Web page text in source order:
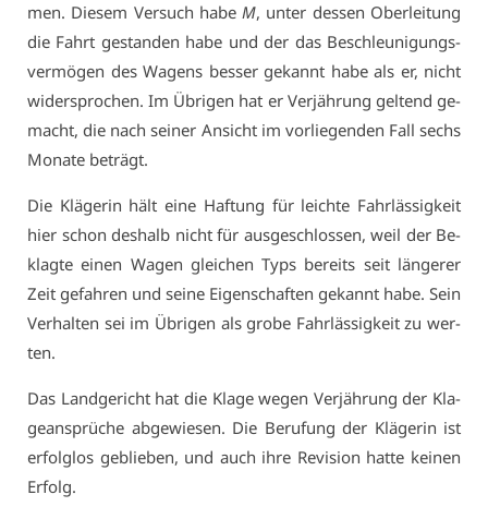
men. Die­sem Ver­such ha­beM, un­ter des­sen Ober­lei­tung
die Fahrt ge­stan­den ha­be und der das Be­schleu­ni­gungs­
ver­mö­gen des Wa­gens bes­ser ge­kannt ha­be als er, nicht
wi­der­spro­chen. Im Üb­ri­gen hat er Ver­jäh­rung gel­tend ge­
macht, die nach sei­ner An­sicht im vor­lie­gen­den Fall sechs
Mo­na­te be­trägt.
Die Klä­ge­rin hält ei­ne Haf­tung für leich­te Fahr­läs­sig­keit
hier schon des­halb nicht für aus­ge­schlos­sen, weil der Be­
klag­te ei­nen Wa­gen glei­chen Typs be­reits seit län­ge­rer
Zeit ge­fah­ren und sei­ne Ei­gen­schaf­ten ge­kannt ha­be. Sein
Ver­hal­ten sei im Üb­ri­gen als gro­be Fahr­läs­sig­keit zu wer­
ten.
Das Land­ge­richt hat die Kla­ge we­gen Ver­jäh­rung der Kla­
ge­an­sprü­che ab­ge­wie­sen. Die Be­ru­fung der Klä­ge­rin ist
er­folg­los ge­blie­ben, und auch ih­re Re­vi­si­on hat­te kei­nen
Er­folg.